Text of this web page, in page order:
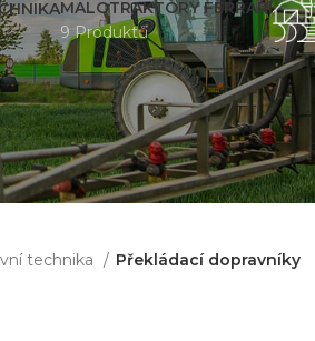
MALOTRAKTORY FERRARI
9 Produktů
technika Překládací dopravníky